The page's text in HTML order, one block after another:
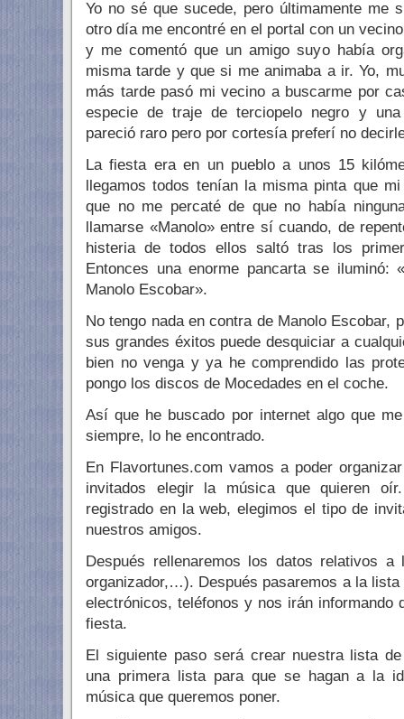
Yo no sé que sucede, pero últimamente me
otro día me encontré en el portal con un
y me comentó que un amigo suyo había
misma tarde y que si me animaba a ir. Yo,
más tarde pasó mi vecino a buscarme por
especie de traje de terciopelo negro y
pareció raro pero por cortesía preferí no
La fiesta era en un pueblo a unos 15
llegamos todos tenían la misma pinta que
que no me percaté de que no había
llamarse «Manolo» entre sí cuando, de
histeria de todos ellos saltó tras los
Entonces una enorme pancarta se iluminó:
Manolo Escobar».
No tengo nada en contra de Manolo Escobar,
sus grandes éxitos puede desquiciar a
bien no venga y ya he comprendido las
pongo los discos de Mocedades en el coche.
Así que he buscado por internet algo que
siempre, lo he encontrado.
En Flavortunes.com vamos a poder
invitados elegir la música que quieren
registrado en la web, elegimos el tipo de
nuestros amigos.
Después rellenaremos los datos relativos a
organizador,…). Después pasaremos a la
electrónicos, teléfonos y nos irán informando
fiesta.
El siguiente paso será crear nuestra lista
una primera lista para que se hagan a la
música que queremos poner.